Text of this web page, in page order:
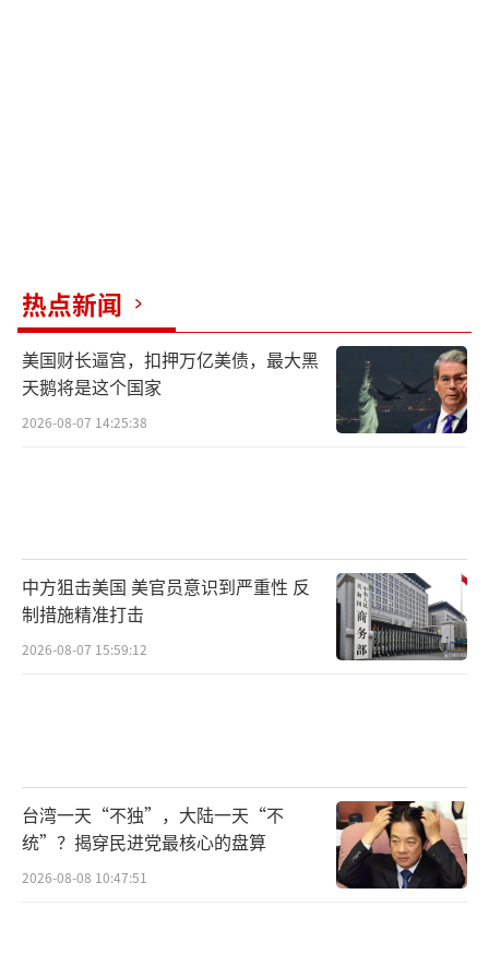
热点新闻
美国财长逼宫，扣押万亿美债，最大黑
天鹅将是这个国家
2026-08-07 14:25:38
中方狙击美国 美官员意识到严重性 反
制措施精准打击
2026-08-07 15:59:12
台湾一天“不独”，大陆一天“不
统”？揭穿民进党最核心的盘算
2026-08-08 10:47:51